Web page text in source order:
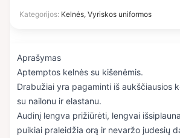
Kategorijos: Kelnės, Vyriskos uniformos
Aprašymas
Aptemptos kelnės su kišenėmis.
Drabužiai yra pagaminti iš aukščiausios
su nailonu ir elastanu.
Audinį lengva prižiūrėti, lengvai
puikiai praleidžia orą ir nevaržo judesių